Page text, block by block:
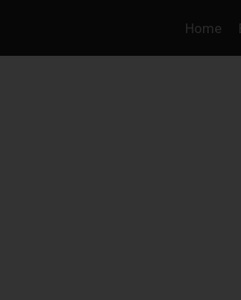
Home